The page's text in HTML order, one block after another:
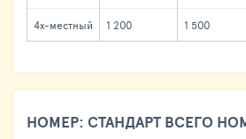
4х-местный 1 200 1 500
НОМЕР: СТАНДАРТ ВСЕГО